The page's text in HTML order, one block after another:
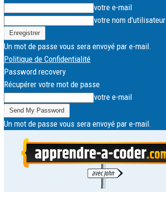
votre e-mail
votre nom d'utilisateur
Un mot de passe vous sera envoyé par e-mail.
Politique de Confidentialité
Password recovery
Récupérer votre mot de passe
votre e-mail
Un mot de passe vous sera envoyé par e-mail.